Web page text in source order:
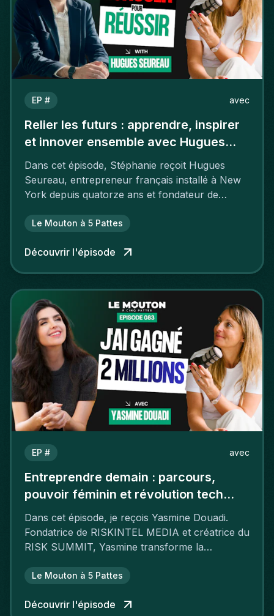
EP # avec
Relier les futurs : apprendre, inspirer
et innover ensemble avec Hugues
Seureau
Dans cet épisode, Stéphanie reçoit Hugues
Seureau, entrepreneur français installé à New
York depuis quatorze ans et fondateur de
Le Mouton à 5 Pattes
Découvrir l'épisode
EP # avec
Entreprendre demain : parcours,
pouvoir féminin et révolution tech
avec Yasmine Douadi
Dans cet épisode, je reçois Yasmine Douadi.
Fondatrice de RISKINTEL MEDIA et créatrice du
RISK SUMMIT, Yasmine transforme la
passionnant.
Le Mouton à 5 Pattes
Découvrir l'épisode